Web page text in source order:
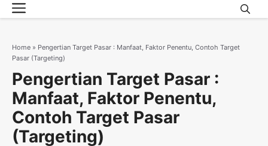
Skip
to
Menu
Home » Pengertian Target Pasar : Manfaat, Faktor Penentu, Contoh Target
Pasar (Targeting)
Pengertian Target Pasar :
Manfaat, Faktor Penentu,
Contoh Target Pasar
(Targeting)